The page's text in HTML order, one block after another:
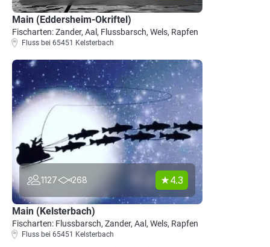
Main (Eddersheim-Okriftel)
Fischarten: Zander, Aal, Flussbarsch, Wels, Rapfen
Fluss bei 65451 Kelsterbach
1127 268 4.3
Main (Kelsterbach)
Fischarten: Flussbarsch, Zander, Aal, Wels, Rapfen
Fluss bei 65451 Kelsterbach